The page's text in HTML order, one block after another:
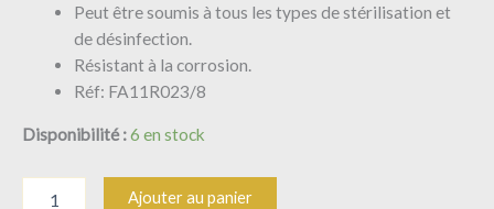
Peut être soumis à tous les types de stérilisation et
de désinfection.
Résistant à la corrosion.
Réf: FA11R023/8
Disponibilité :6 en stock
Ajouter au panier